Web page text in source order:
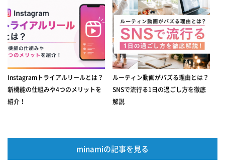
Instagramトライアルリールとは？
新機能の仕組みや4つのメリットを
紹介！
ルーティン動画がバズる理由とは？
SNSで流行る1日の過ごし方を徹底
解説
minamiの記事を見る